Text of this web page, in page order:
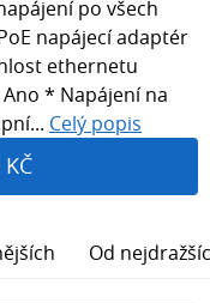
po všech
napájecí adaptér
ethernetu
* Napájení na
Celý popis
Od